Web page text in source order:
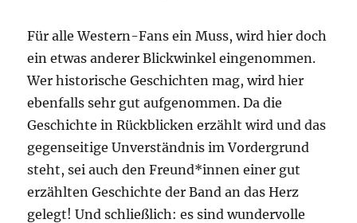
Für alle Western-Fans ein Muss, wird hier doch
ein etwas anderer Blickwinkel eingenommen.
Wer historische Geschichten mag, wird hier
ebenfalls sehr gut aufgenommen. Da die
Geschichte in Rückblicken erzählt wird und das
gegenseitige Unverständnis im Vordergrund
steht, sei auch den Freund*innen einer gut
erzählten Geschichte der Band an das Herz
gelegt! Und schließlich: es sind wundervolle